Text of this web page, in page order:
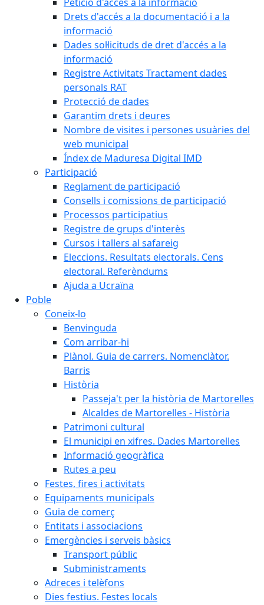
Drets d'accés a la documentació i a la
informació
Dades sol·licituds de dret d'accés a la
informació
Registre Activitats Tractament dades
personals RAT
Protecció de dades
Garantim drets i deures
Nombre de visites i persones usuàries del
web municipal
Índex de Maduresa Digital IMD
Participació
Reglament de participació
Consells i comissions de participació
Processos participatius
Registre de grups d'interès
Cursos i tallers al safareig
Eleccions. Resultats electorals. Cens
electoral. Referèndums
Ajuda a Ucraïna
Poble
Coneix-lo
Benvinguda
Com arribar-hi
Plànol. Guia de carrers. Nomenclàtor.
Barris
Història
Passeja't per la història de Martorelles
Alcaldes de Martorelles - Història
Patrimoni cultural
El municipi en xifres. Dades Martorelles
Informació geogràfica
Rutes a peu
Festes, fires i activitats
Equipaments municipals
Guia de comerç
Entitats i associacions
Emergències i serveis bàsics
Transport públic
Subministraments
Adreces i telèfons
Dies festius. Festes locals